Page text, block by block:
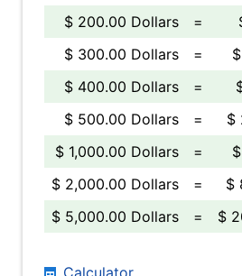
$ 200.00 Dollars
=
$ 300.00 Dollars
=
$ 400.00 Dollars
=
$ 500.00 Dollars
=
$
$ 1,000.00 Dollars
=
$ 2,000.00 Dollars
=
$
$ 5,000.00 Dollars
= $
Calculator